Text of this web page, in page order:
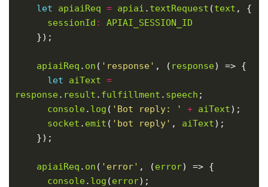
let apiaiReq = apiai . textRequest (text
sessionId :
APIAI_SESSION_ID
apiaiReq . on ( 'response' , ( response
let
aiText =
response. result . fulfillment . speech
console. log ( 'Bot reply: ' + aiText
socket . emit ( 'bot reply' , aiText
apiaiReq . on ( 'error' , (error
console. log (error